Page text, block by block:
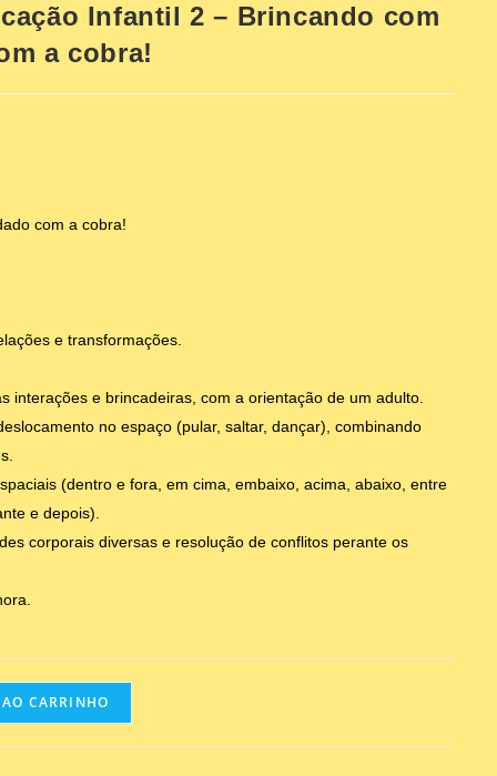
Infantil 2 – Brincando com
a cobra!
com a cobra!
e transformações.
interações e brincadeiras, com a orientação de um adulto.
no espaço (pular, saltar, dançar), combinando
(dentro e fora, em cima, embaixo, acima, abaixo, entre
e depois).
corporais diversas e resolução de conflitos perante os
CARRINHO